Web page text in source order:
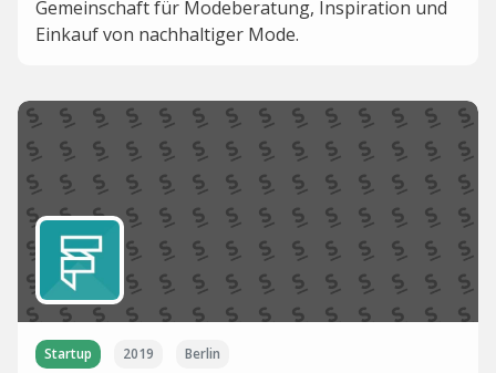
Gemeinschaft für Modeberatung, Inspiration und
Einkauf von nachhaltiger Mode.
Startup 2019 Berlin